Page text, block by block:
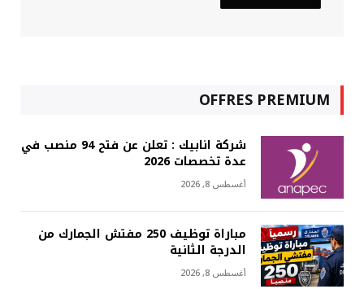
OFFRES PREMIUM
شركة انابيك : تعلن عن فتح 94 منصب في
عدة تخصصات 2026
أغسطس 8, 2026
مباراة توظيف 250 مفتش الجمارك من
الدرجة الثانية
أغسطس 8, 2026